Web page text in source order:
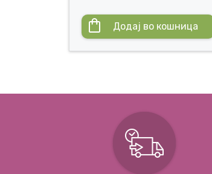
Додај во кошница